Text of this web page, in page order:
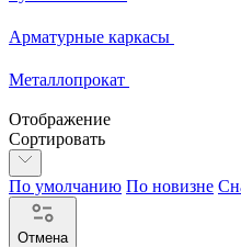
Арматурные каркасы
Металлопрокат
Отображение
Сортировать
По умолчанию По новизне
Отмена